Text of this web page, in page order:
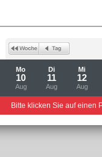
Mo
10
Aug
Di
11
Aug
Mi
12
Aug
Bitte klicken Sie auf einen